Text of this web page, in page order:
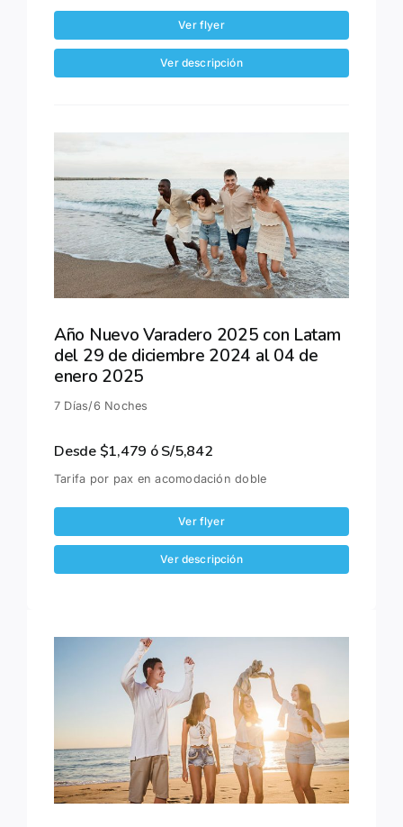
Ver flyer
Ver descripción
Año Nuevo Varadero 2025 con Latam
del 29 de diciembre 2024 al 04 de
enero 2025
7 Días/6 Noches
Desde $1,479 ó S/5,842
Tarifa por pax en acomodación doble
Ver flyer
Ver descripción